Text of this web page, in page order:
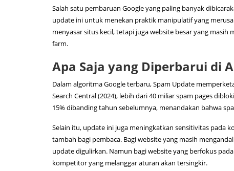
Salah satu pembaruan Google yang paling banyak
update ini untuk menekan praktik manipulatif yang
menyasar situs kecil, tetapi juga website besar yang
farm.
Apa Saja yang Diperbarui di
Dalam algoritma Google terbaru, Spam Update
Search Central (2024), lebih dari 40 miliar spam pages
15% dibanding tahun sebelumnya, menandakan bahwa
Selain itu, update ini juga meningkatkan sensitivitas pada
tambah bagi pembaca. Bagi website yang masih
update digulirkan. Namun bagi website yang berfokus
kompetitor yang melanggar aturan akan tersingkir.